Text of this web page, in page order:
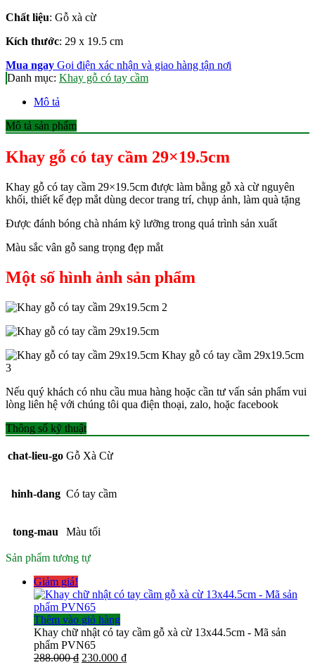
Chất liệu: Gỗ xà cừ
Kích thước: 29 x 19.5 cm
Mua ngay Gọi điện xác nhận và giao hàng tận nơi
Danh mục: Khay gỗ có tay cầm
Mô tả
Mô tả sản phẩm
Khay gỗ có tay cầm 29×19.5cm
Khay gỗ có tay cầm 29×19.5cm được làm bằng gỗ xà cừ nguyên
khối, thiết kế đẹp mắt dùng decor trang trí, chụp ảnh, làm quà tặng
Được đánh bóng chà nhám kỹ lưỡng trong quá trình sản xuất
Màu sắc vân gỗ sang trọng đẹp mắt
Một số hình ảnh sản phẩm
Nếu quý khách có nhu cầu mua hàng hoặc cần tư vấn sản phẩm vui
lòng liên hệ với chúng tôi qua điện thoại, zalo, hoặc facebook
Thông số kỹ thuật
chat-lieu-go Gỗ Xà Cừ
hinh-dang Có tay cầm
tong-mau Màu tối
Sản phẩm tương tự
Giảm giá!
Thêm vào giỏ hàng
Khay chữ nhật có tay cầm gỗ xà cừ 13x44.5cm - Mã sản
phẩm PVN65
288.000₫ Giá
230.000 ₫Giá